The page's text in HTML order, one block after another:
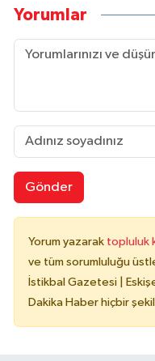
Yorumlar
Gönder
Yorum yazarak topluluk
ve tüm sorumluluğu
İstikbal Gazetesi |
Dakika Haber hiçbir